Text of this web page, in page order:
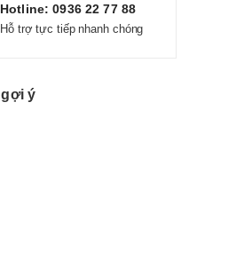
Hotline:0936 22 77 88
Hỗ trợ tực tiếp nhanh chóng
ý